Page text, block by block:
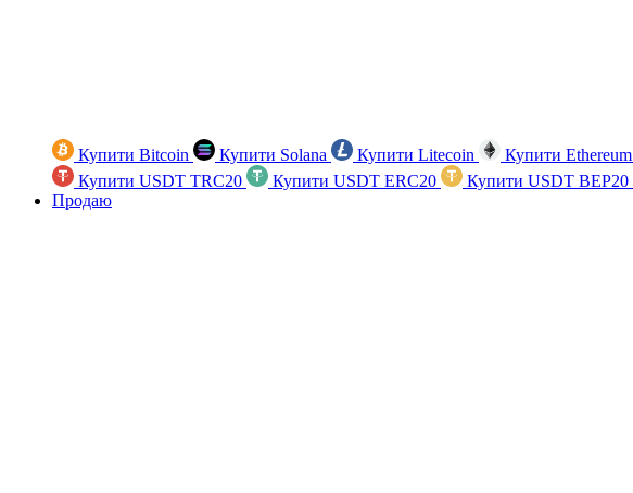
Купити Bitcoin Купити Solana Купити Litecoin Купити Ethereum
Купити USDT TRC20
Купити USDT ERC20 Купити USDT BEP20
Продаю